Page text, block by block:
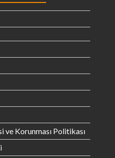
ve Korunması Politikası